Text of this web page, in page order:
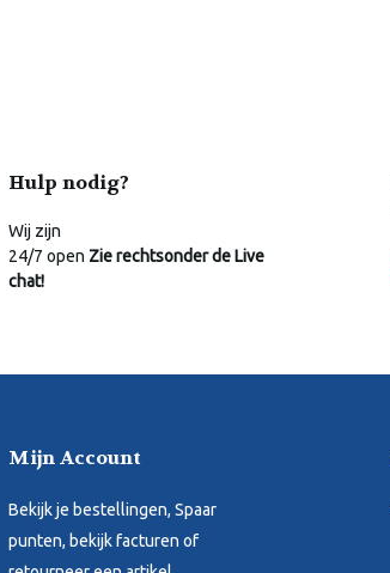
Hulp nodig?
Wij zijn
24/7 open Zie rechtsonder de Live
chat!
Mijn Account
Bekijk je bestellingen, Spaar
punten, bekijk facturen of